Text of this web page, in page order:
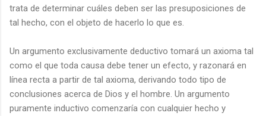
trata de determinar cuáles deben ser las presuposiciones de
tal hecho, con el objeto de hacerlo lo que es.
Un argumento exclusivamente deductivo tomará un axioma tal
como el que toda causa debe tener un efecto, y razonará en
línea recta a partir de tal axioma, derivando todo tipo de
conclusiones acerca de Dios y el hombre. Un argumento
puramente inductivo comenzaría con cualquier hecho y